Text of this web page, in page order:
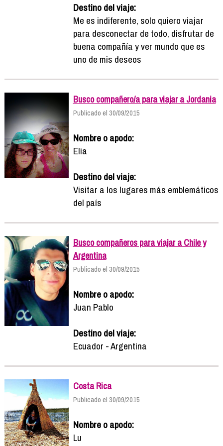
Destino del viaje:
Me es indiferente, solo quiero viajar
para desconectar de todo, disfrutar de
buena compañía y ver mundo que es
uno de mis deseos
Busco compañero/a para viajar a Jordania
Publicado el 30/09/2015
Nombre o apodo:
Elia
Destino del viaje:
Visitar a los lugares más emblemáticos
del país
Busco compañeros para viajar a Chile y
Argentina
Publicado el 30/09/2015
Nombre o apodo:
Juan Pablo
Destino del viaje:
Ecuador - Argentina
Costa Rica
Publicado el 30/09/2015
Nombre o apodo:
Lu